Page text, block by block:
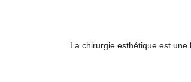
La chirurgie esthétique est